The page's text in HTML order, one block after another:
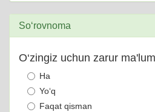
So‘rovnoma
O‘zingiz uchun zarur
Ha
Yo‘q
Faqat qisman